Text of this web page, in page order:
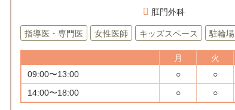
肛門外科
指導医・専門医 女性医師 キッズスペース 駐輪場
月 火
09:00〜13:00
○ ○
14:00〜18:00
○ ○